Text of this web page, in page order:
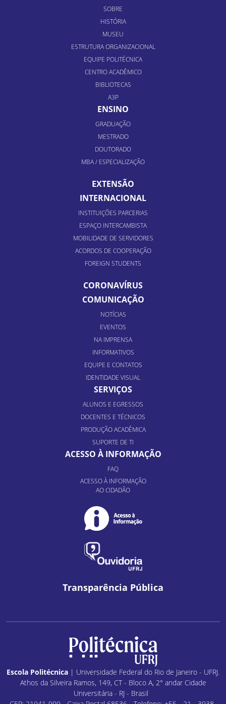
SOBRE
HISTÓRIA
MUSEU
ESTRUTURA ORGANIZACIONAL
EQUIPE POLITÉCNICA
CENTRO ACADÊMICO
BIBLIOTECAS
A3P
ENSINO
GRADUAÇÃO
MESTRADO
DOUTORADO
MBA / ESPECIALIZAÇÃO
EXTENSÃO
INTERNACIONAL
INSTITUIÇÕES PARCERIAS
ESPAÇO INTERCAMBISTA
MOBILIDADE DE SERVIDORES
ACORDOS DE COOPERAÇÃO
FOREIGN STUDENTS
CORONAVÍRUS
COMUNICAÇÃO
NOTÍCIAS
EVENTOS
NA IMPRENSA
INFORMATIVOS
EQUIPE E CONTATOS
IDENTIDADE VISUAL
SERVIÇOS
ALUNOS E EGRESSOS
DOCENTES E TÉCNICOS
PRODUÇÃO ACADÊMICA
SUPORTE DE TI
ACESSO À INFORMAÇÃO
FAQ
ACESSO À INFORMAÇÃO
AO CIDADÃO
Transparência Pública
Escola Politécnica | Universidade Federal do Rio de Janeiro - UFRJ.
Athos da Silveira Ramos, 149, CT - Bloco A, 2° andar Cidade
Universitária - RJ - Brasil